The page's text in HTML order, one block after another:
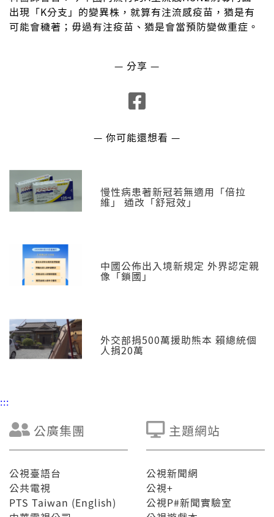
出現「K分支」的變異株，就算有注流感疫苗，猶是有
可能會穢著；毋過有注疫苗、猶是會當預防變做重症。
— 分享 —
— 你可能還想看 —
慢性病患著新冠若無適用「倍拉
維」 通改「舒冠效」
中國公佈出入境新規定 外界認定親
像「鎖國」
外交部捐500萬援助熊本 賴總統個
人捐20萬
:::
公廣集團
公視臺語台
公共電視
PTS Taiwan (English)
主題網站
公視新聞網
公視+
公視P#新聞實驗室